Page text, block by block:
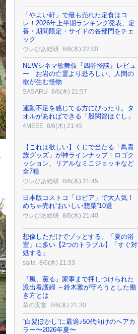
「やよい軒」で最も売れた定食はコ
レ！2026年上半期ランキング発表、定
番・期間限定・サイドの各部門をチェ
ック
ウレぴあ総研 8/6(木) 22:00
NEWシネマ歌舞伎『四谷怪談』レビュ
ー お岩の亡霊より恐ろしい、人間の
欲が生む怪物
SASARU 8/6(木) 21:57
運動不足を感じてる方にぴったり。タ
オルがあればできる「股関節ほぐし」
4MEEE 8/6(木) 21:45
【これは欲しい】くじで当たる「鳥貴
族グッズ」が神ラインナップ！ロゴク
ッション、リアルなミニジョッキなど
全7種
ウレぴあ総研 8/6(木) 21:45
日本版コストコ「ロピア」で大人気！
めちゃ売れ“おいしい惣菜”10選
ウレぴあ総研 8/6(木) 21:40
想像しただけでゾッとする。「夏の浴
室」に多い【2つのトラブル】「すぐ対
処する」
saita 8/6(木) 21:33
『風、薫る』家事まで押しつけられた
派出看護婦 ～鈴木雅が守ろうとした働
き方とは
草の実堂 8/6(木) 21:30
“白髪ぼかし”に最適♪50代向けのヘアカ
ラー〜2026年夏〜